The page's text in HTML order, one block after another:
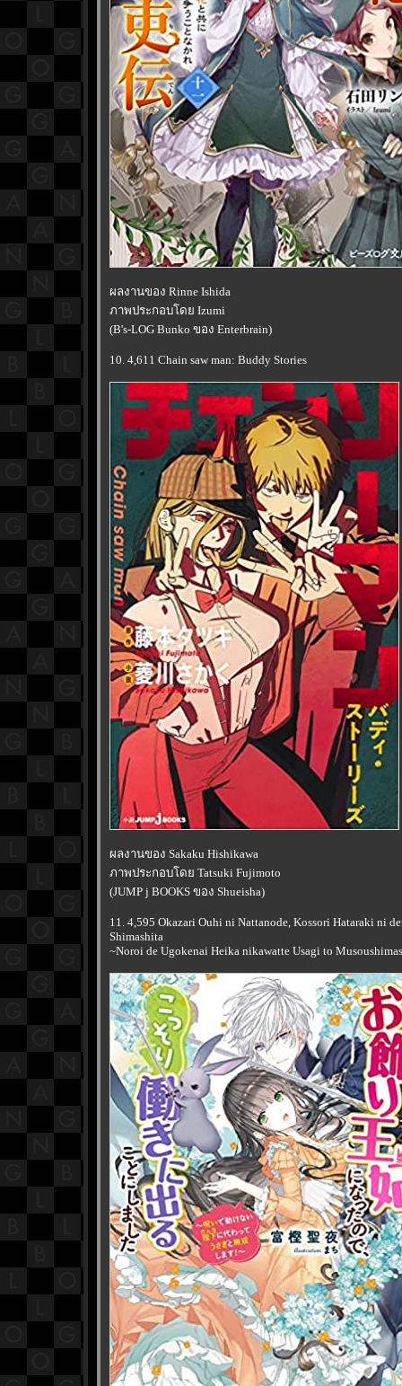
ผลงานของ Rinne Ishida
ภาพประกอบโดย Izumi
(B's-LOG Bunko ของ Enterbrain)
10. 4,611 Chain saw man: Buddy Stories
ผลงานของ Sakaku Hishikawa
ภาพประกอบโดย Tatsuki Fujimoto
(JUMP j BOOKS ของ Shueisha)
11. 4,595 Okazari Ouhi ni Nattanode, Kossori Hataraki ni
Shimashita
~Noroi de Ugokenai Heika nikawatte Usagi to